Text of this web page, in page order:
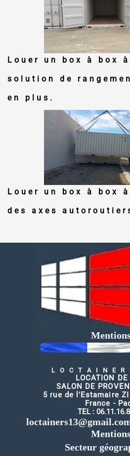
Louer un box à box
solution de
en plus.
Louer un box à box
des axes
LOCATION DE
SALON DE
5 rue de l'Estamaire
France -
TEL :
Secteur